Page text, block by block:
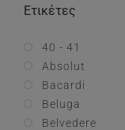
Ετικέτες
40 - 41
Absolut
Bacardi
Beluga
Belvedere